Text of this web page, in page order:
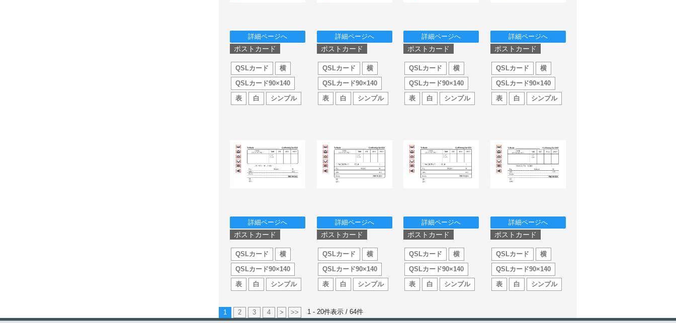
詳細ページへ
ポストカード
QSLカード
横
QSLカード90×140
表
白 シンプル
詳細ページへ
ポストカード
QSLカード
横
QSLカード90×140
表
白 シンプル
詳細ページへ
ポストカード
QSLカード
横
QSLカード90×140
表
白 シンプル
詳細ページへ
ポストカード
QSLカード
横
QSLカード90×140
表
白 シンプル
詳細ページへ
ポストカード
QSLカード
横
QSLカード90×140
表
白 シンプル
詳細ページへ
ポストカード
QSLカード
横
QSLカード90×140
表
白 シンプル
詳細ページへ
ポストカード
QSLカード
横
QSLカード90×140
表
白 シンプル
詳細ページへ
ポストカード
QSLカード
横
QSLカード90×140
表
白 シンプル
1 2 3 4 > >> 1 - 20件表示 / 64件